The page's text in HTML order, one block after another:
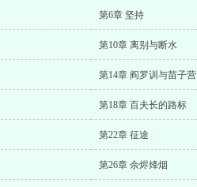
第6章 坚持
第10章 离别与断水
第14章 阎罗训与苗子营
第18章 百夫长的路标
第22章 征途
第26章 余烬烽烟